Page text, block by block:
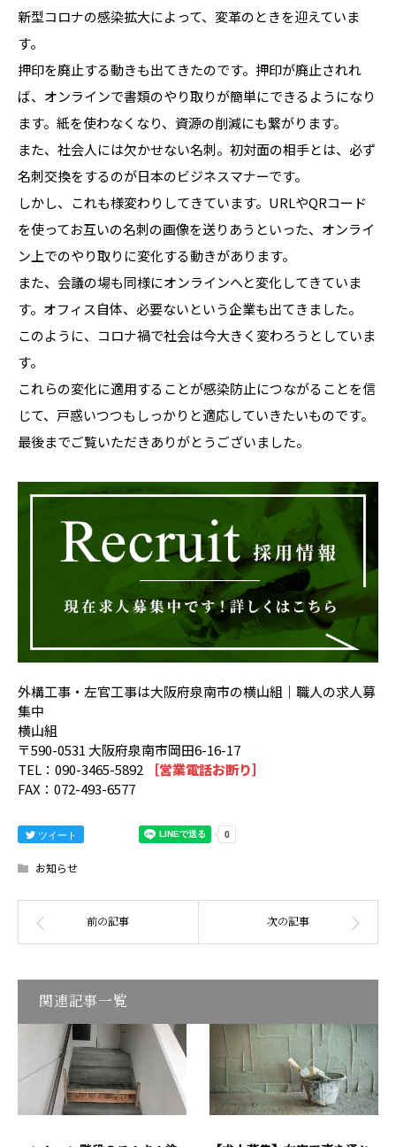
新型コロナの感染拡大によって、変革のときを迎えていま
す。
押印を廃止する動きも出てきたのです。押印が廃止されれ
ば、オンラインで書類のやり取りが簡単にできるようになり
ます。紙を使わなくなり、資源の削減にも繋がります。
また、社会人には欠かせない名刺。初対面の相手とは、必ず
名刺交換をするのが日本のビジネスマナーです。
しかし、これも様変わりしてきています。URLやQRコード
を使ってお互いの名刺の画像を送りあうといった、オンライ
ン上でのやり取りに変化する動きがあります。
また、会議の場も同様にオンラインへと変化してきていま
す。オフィス自体、必要ないという企業も出てきました。
このように、コロナ禍で社会は今大きく変わろうとしていま
す。
これらの変化に適用することが感染防止につながることを信
じて、戸惑いつつもしっかりと適応していきたいものです。
最後までご覧いただきありがとうございました。
外構工事・左官工事は大阪府泉南市の横山組｜職人の求人募
集中
横山組
〒590-0531 大阪府泉南市岡田6-16-17
TEL：090-3465-5892
［営業電話お断り］
FAX：072-493-6577
ツイート
お知らせ
関連記事一覧